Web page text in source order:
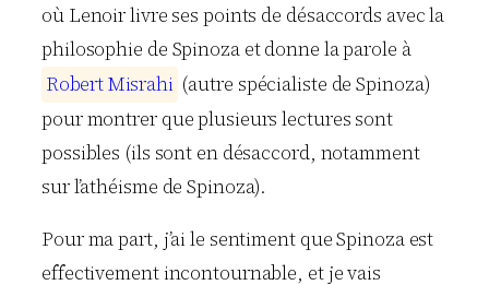
où Lenoir livre ses points de désaccords avec la
philosophie de Spinoza et donne la parole à
RobertMisrahi (autre spécialiste de Spinoza)
pour montrer que plusieurs lectures sont
possibles (ils sont en désaccord, notamment
sur l’athéisme de Spinoza).
Pour ma part, j’ai le sentiment que Spinoza est
effectivement incontournable, et je vais